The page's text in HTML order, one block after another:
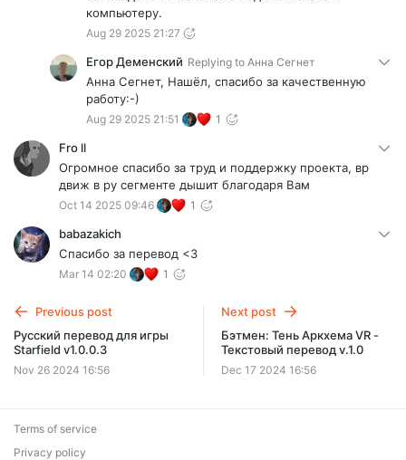
компьютеру.
Aug 29 2025 21:27
Егор Деменский Replying to Анна Сегнет
Анна Сегнет, Нашёл, спасибо за качественную
работу:-)
Aug 29 2025 21:51 1
Frо ll
Огромное спасибо за труд и поддержку проекта, вр
движ в ру сегменте дышит благодаря Вам
Oct 14 2025 09:46 1
babazakich
Спасибо за перевод <3
Mar 14 02:20 1
Previous post
Русский перевод для игры
Starfield v1.0.0.3
Nov 26 2024 16:56
Next post
Бэтмен: Тень Аркхема VR -
Текстовый перевод v.1.0
Dec 17 2024 16:56
Terms of service
Privacy policy